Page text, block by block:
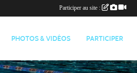
PHOTOS & VIDÉOS PARTICIPER
Participer au site :